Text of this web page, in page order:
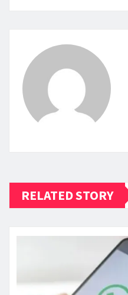
RELATED STORY